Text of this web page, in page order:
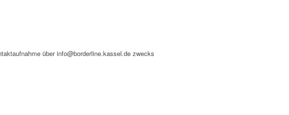
über info@borderline.kassel.de zwecks